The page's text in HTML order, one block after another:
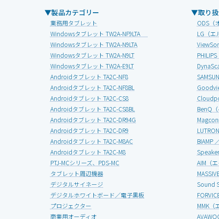
▼製品カテゴリー
業務用タブレット
Windowsタブレット TW2A-NF9LTA
Windowsタブレット TW2A-N9LTA
Windowsタブレット TW2A-N9LT
Windowsタブレット TW2A-E9LT
Androidタブレット TA2C-NF8
Androidタブレット TA2C-NF8BL
Androidタブレット TA2C-CS8
Androidタブレット TA2C-CS8BL
Androidタブレット TA2C-DR94G
Androidタブレット TA2C-DR9
Androidタブレット TA2C-M8AC
Androidタブレット TA2C-M8
PTJ-MCシリーズ、PDS-MC
タブレット周辺機器
デジタルサイネージ
デジタルホワイトボード／電子黒板
プロジェクター
商業用オーディオ
▼取り扱
ODS（
LG（エ
BenQ（
BIAMP
AIM（エ
Sound
MMK（